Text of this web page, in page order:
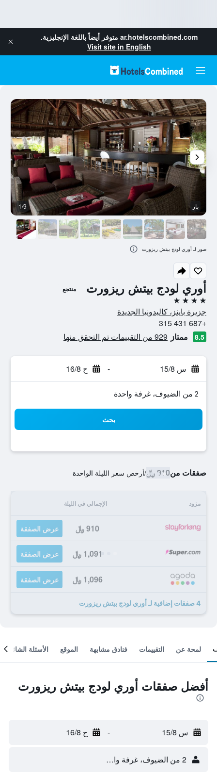
ar.hotelscombined.com متوفر أيضاً باللغة الإنجليزية.
Visit site in English
أوري لودج بيتش ريزورت منتجع
4 نجوم
جزيرة باينز، كاليدونيا الجديدة
+687 431 315
8.5 ممتاز 929 من التقييمات تم التحقق منها
س 15/8 - ح 16/8
2 من الضيوف، غرفة واحدة
بحث
صفقات من910 ﷼ /أرخص سعر الليلة الواحدة
مزود الإجمالي في الليلة
910 ﷼ عرض الصفقة
1,091 ﷼ عرض الصفقة
1,096 ﷼ عرض الصفقة
4 صفقات إضافية لـ أوري لودج بيتش ريزورت
بار 1/9
صور لـ أوري لودج بيتش ريزورت
لمحة عن التقييمات فنادق مشابهة الموقع الأسئلة الشائعة
أفضل صفقات أوري لودج بيتش ريزورت
س 15/8 - ح 16/8
2 من الضيوف، غرفة واحدة